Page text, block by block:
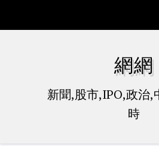
網網
新聞,股市,IPO,政治,
時